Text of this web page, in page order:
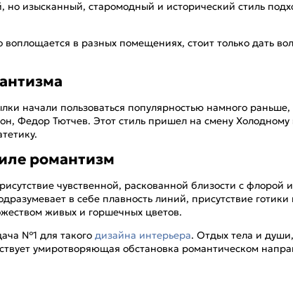
изысканный, старомодный и исторический стиль
в разных помещениях, стоит только дать
начали пользоваться популярностью намного
Федор Тютчев. Этот стиль пришел на смену Холодному
романтизм
чувственной, раскованной близости с флорой
в себе плавность линий, присутствие
живых и горшечных цветов.
№1 для такого дизайна интерьера. Отдых тела и
умиротворяющая обстановка романтическом